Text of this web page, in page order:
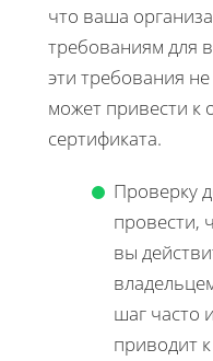
что ваша
требованиям для
эти требования
может привести к
сертификата.
Проверку
провести,
вы
шаг часто
приводит